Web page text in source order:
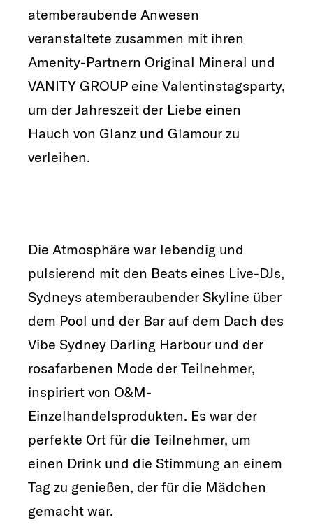
atemberaubende Anwesen
veranstaltete zusammen mit ihren
Amenity-Partnern Original Mineral und
VANITY GROUP eine Valentinstagsparty,
um der Jahreszeit der Liebe einen
Hauch von Glanz und Glamour zu
verleihen.
Die Atmosphäre war lebendig und
pulsierend mit den Beats eines Live-DJs,
Sydneys atemberaubender Skyline über
dem Pool und der Bar auf dem Dach des
Vibe Sydney Darling Harbour und der
rosafarbenen Mode der Teilnehmer,
inspiriert von O&M-
Einzelhandelsprodukten. Es war der
perfekte Ort für die Teilnehmer, um
einen Drink und die Stimmung an einem
Tag zu genießen, der für die Mädchen
gemacht war.